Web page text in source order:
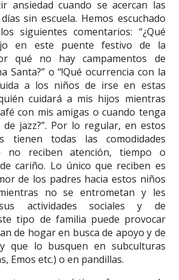
ansiedad cuando se acercan las
sin escuela. Hemos escuchado
siguientes comentarios: “¿Qué
en este puente festivo de la
qué no hay campamentos de
Santa?” o “!Qué ocurrencia con la
a los niños de irse en estas
cuidará a mis hijos mientras
con mis amigas o cuando tenga
jazz?”. Por lo regular, en estos
tienen todas las comodidades
no reciben atención, tiempo o
cariño. Lo único que reciben es
de los padres hacia estos niños
no se entrometan y les
actividades sociales y de
tipo de familia puede provocar
de hogar en busca de apoyo y de
que lo busquen en subculturas
Emos etc.) o en pandillas.